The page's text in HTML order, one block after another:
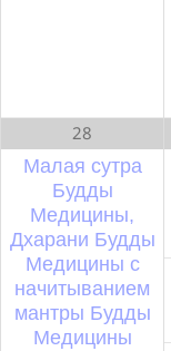
28
Малая сутра
Будды
Медицины,
Дхарани Будды
Медицины с
начитыванием
мантры Будды
Медицины